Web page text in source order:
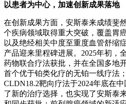
以患者为中心， 加速创新成果落地
在创新成果方面，安斯泰来成绩斐
个疾病领域取得重大突破，覆盖胃
以及绝经相关中度至重度血管舒缩
产品迎来里程碑进展。2025年初，
药物联合疗法获批，并在全国多地
首个优于铂类化疗的无铂一线疗法
CLDN18.2靶向疗法于2024年底在
了新的治疗选择，也实现了安斯泰